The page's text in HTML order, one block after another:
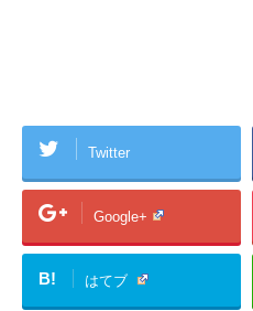
Twitter
Google+
B! はてブ